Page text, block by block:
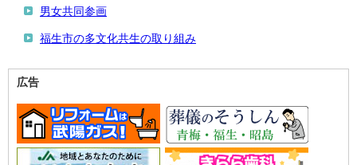
男女共同参画
福生市の多文化共生の取り組み
広告